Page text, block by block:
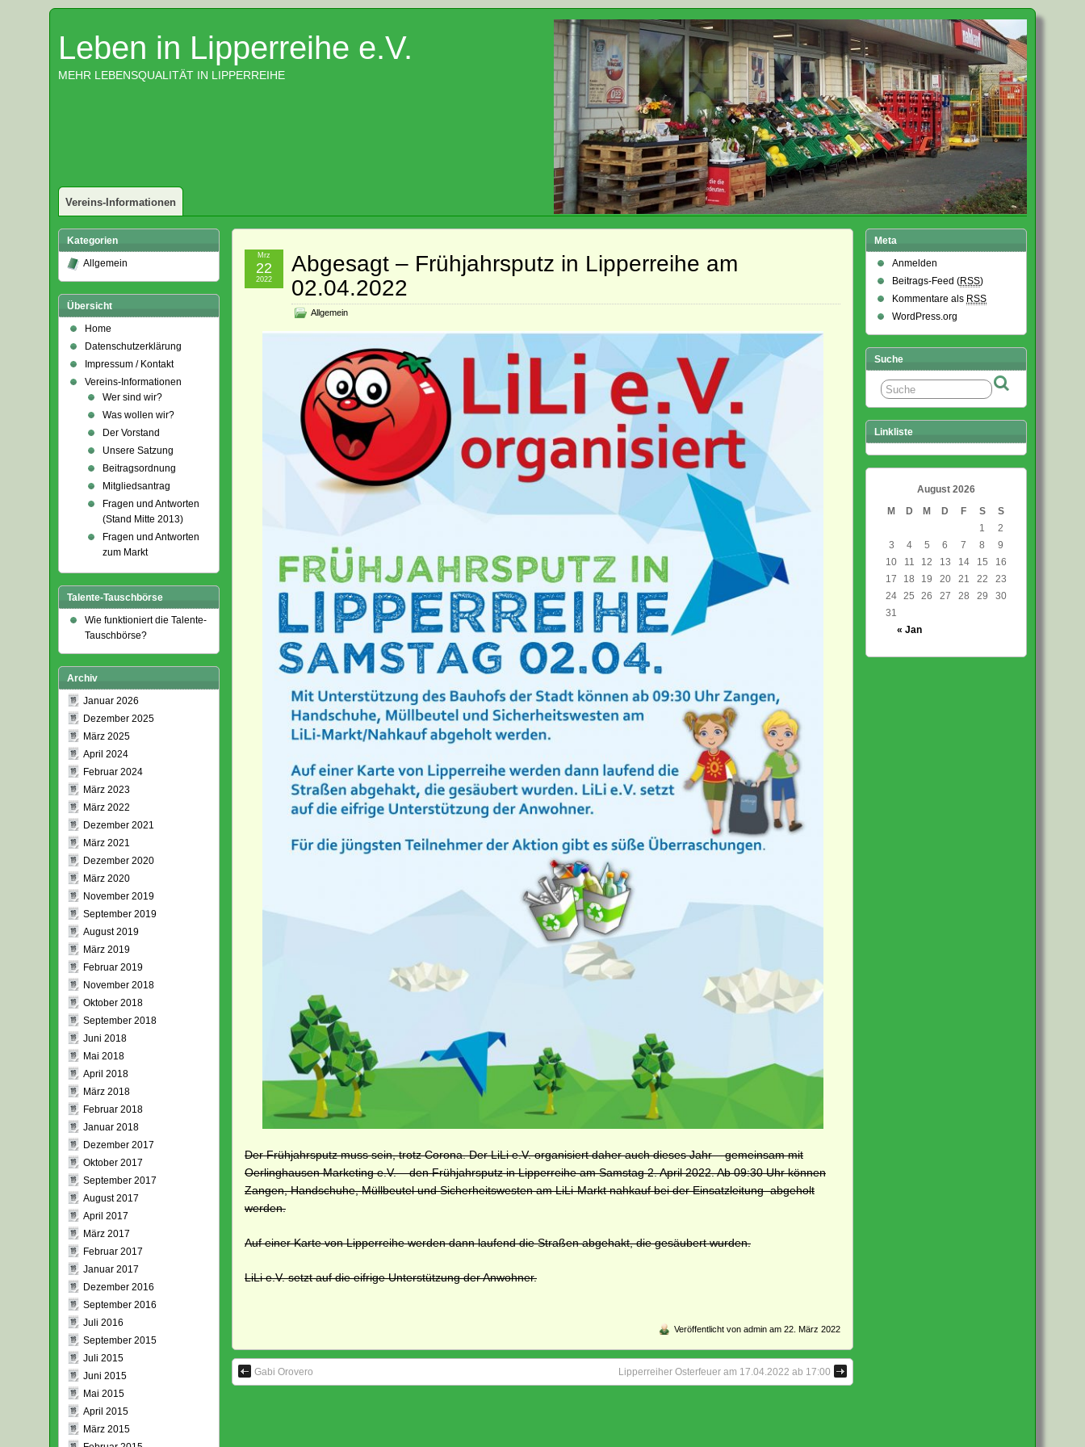
Leben in Lipperreihe e.V.
MEHR LEBENSQUALITÄT IN LIPPERREIHE
Vereins-Informationen
Abgesagt – Frühjahrsputz in Lipperreihe am
02.04.2022
Allgemein
Mrz
22
2022
Der Frühjahrsputz muss sein, trotz Corona. Der LiLi e.V. organisiert daher auch dieses Jahr – gemeinsam mit
Oerlinghausen Marketing e.V. – den Frühjahrsputz in Lipperreihe am Samstag 2. April 2022. Ab 09:30 Uhr können
Zangen, Handschuhe, Müllbeutel und Sicherheitswesten am LiLi-Markt nahkauf bei der Einsatzleitung abgeholt
werden.
Auf einer Karte von Lipperreihe werden dann laufend die Straßen abgehakt, die gesäubert wurden.
LiLi e.V. setzt auf die eifrige Unterstützung der Anwohner.
Veröffentlicht von admin am 22. März 2022
Gabi Orovero Lipperreiher Osterfeuer am 17.04.2022 ab 17:00
Kategorien
Allgemein
Übersicht
Home
Datenschutzerklärung
Impressum / Kontakt
Vereins-Informationen
Wer sind wir?
Was wollen wir?
Der Vorstand
Unsere Satzung
Beitragsordnung
Mitgliedsantrag
Fragen und Antworten
(Stand Mitte 2013)
Fragen und Antworten
zum Markt
Talente-Tauschbörse
Wie funktioniert die Talente-
Tauschbörse?
Archiv
Januar 2026
Dezember 2025
März 2025
April 2024
Februar 2024
März 2023
März 2022
Dezember 2021
März 2021
Dezember 2020
März 2020
November 2019
September 2019
August 2019
März 2019
Februar 2019
November 2018
Oktober 2018
September 2018
Juni 2018
Mai 2018
April 2018
März 2018
Februar 2018
Januar 2018
Dezember 2017
Oktober 2017
September 2017
August 2017
April 2017
März 2017
Februar 2017
Januar 2017
Dezember 2016
September 2016
Juli 2016
September 2015
Juli 2015
Juni 2015
Mai 2015
April 2015
März 2015
Meta
Anmelden
Beitrags-Feed (RSS)
Kommentare als RSS
WordPress.org
Suche
Linkliste
August 2026
M
D M D F S S
« Jan
1
2
3
4 5 6 7 8
9
10
11 12 13 14 15
16
17
18 19 20 21 22
23
24 25 26 27 28 29
30
31